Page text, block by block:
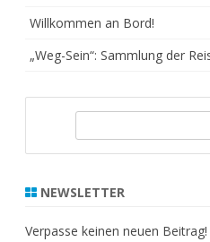
Willkommen an Bord!
„Weg-Sein“: Sammlung der
r
h
NEWSLETTER
Verpasse keinen neuen Beitrag!